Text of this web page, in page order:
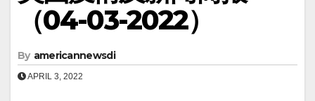
（04-03-2022）
By americannewsdi
APRIL 3, 2022